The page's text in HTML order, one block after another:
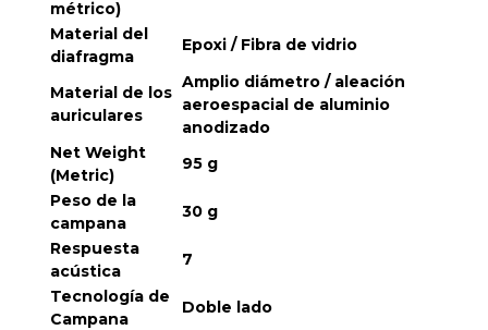
métrico)
Material del
diafragma
Epoxi / Fibra de vidrio
Material de los
auriculares
Amplio diámetro / aleación
aeroespacial de aluminio
anodizado
Net Weight
(Metric)
95 g
Peso de la
campana
30 g
Respuesta
acústica
7
Tecnología de
Campana
Doble lado